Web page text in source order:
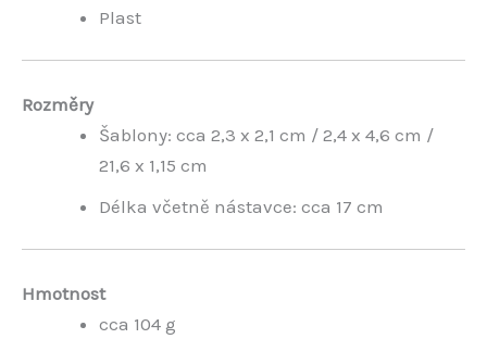
Plast
Rozměry
Šablony: cca 2,3 x 2,1 cm / 2,4 x 4,6 cm /
21,6 x 1,15 cm
Délka včetně nástavce: cca 17 cm
Hmotnost
cca 104 g